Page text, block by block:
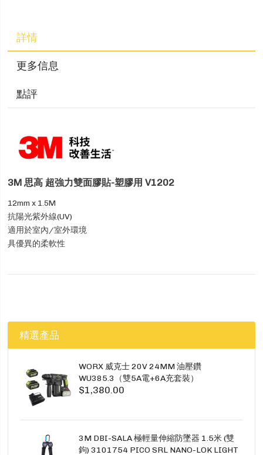
詳情
更多信息
點評
3M 思高 超強力雙面膠貼-塑膠用 V1202
12mm x 1.5M
抗陽光紫外線(UV)
適用於室內/室外環境
具優異的柔軟性
精選產品
WORX 威克士 20V 24MM 油壓鑽
WU385.3（雙5A電+6A充套裝）
$1,380.00
3M DBI-SALA 極輕量伸縮防墜器 1.5米 (雙
鉤) 3101754 PICO SRL NANO-LOK LIGHT